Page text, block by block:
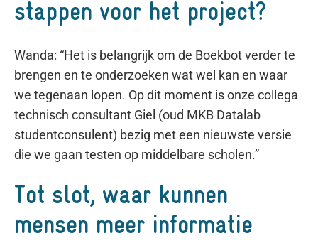
stappen voor het project?
Wanda: “Het is belangrijk om de Boekbot verder te
brengen en te onderzoeken wat wel kan en waar
we tegenaan lopen. Op dit moment is onze collega
technisch consultant Giel (oud MKB Datalab
studentconsulent) bezig met een nieuwste versie
die we gaan testen op middelbare scholen.”
Tot slot, waar kunnen
mensen meer informatie